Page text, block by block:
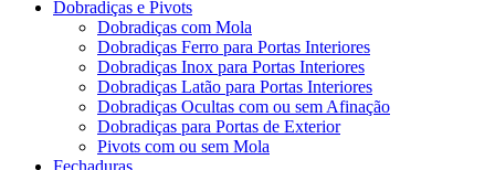
Dobradiças e Pivots
Dobradiças com Mola
Dobradiças Ferro para Portas Interiores
Dobradiças Inox para Portas Interiores
Dobradiças Latão para Portas Interiores
Dobradiças Ocultas com ou sem Afinação
Dobradiças para Portas de Exterior
Pivots com ou sem Mola